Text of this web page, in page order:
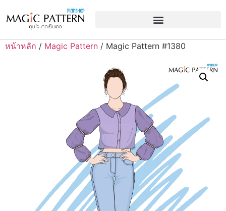
หน้าหลัก / Magic Pattern / Magic Pattern #1380